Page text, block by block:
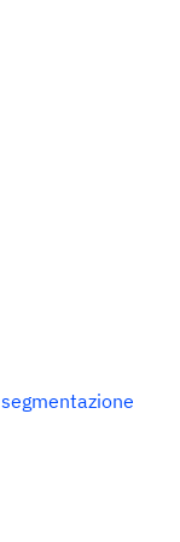
segmentazione